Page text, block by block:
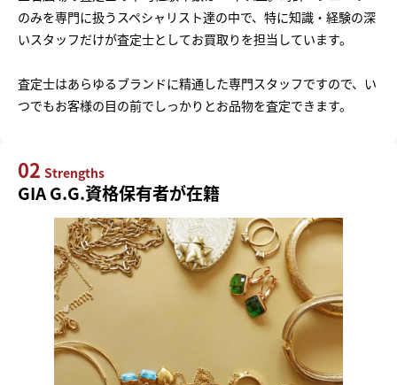
のみを専門に扱うスペシャリスト達の中で、特に知識・経験の深
いスタッフだけが査定士としてお買取りを担当しています。
査定士はあらゆるブランドに精通した専門スタッフですので、い
つでもお客様の目の前でしっかりとお品物を査定できます。
02 Strengths
GIA G.G.資格保有者が在籍